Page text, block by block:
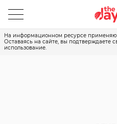
На информационном ресурсе
Оставаясь на сайте, вы подтверждаете
использование.